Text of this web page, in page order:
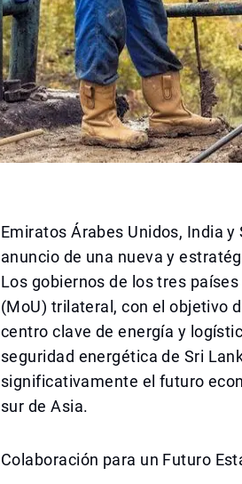
Emiratos Árabes Unidos, India
anuncio de una nueva y
Los gobiernos de los tres
(MoU) trilateral, con el objetivo
centro clave de energía y
seguridad energética de Sri
significativamente el futuro
sur de Asia.
Colaboración para un Futuro